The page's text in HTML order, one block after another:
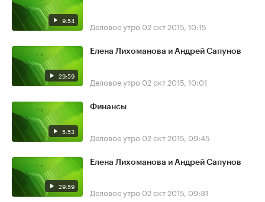
9:54 Деловое утро 02 окт 2015, 10:15
29:59
Елена Лихоманова и Андрей Сапунов
Деловое утро 02 окт 2015, 10:01
5:53
Финансы
Деловое утро 02 окт 2015, 09:45
29:59
Елена Лихоманова и Андрей Сапунов
Деловое утро 02 окт 2015, 09:31